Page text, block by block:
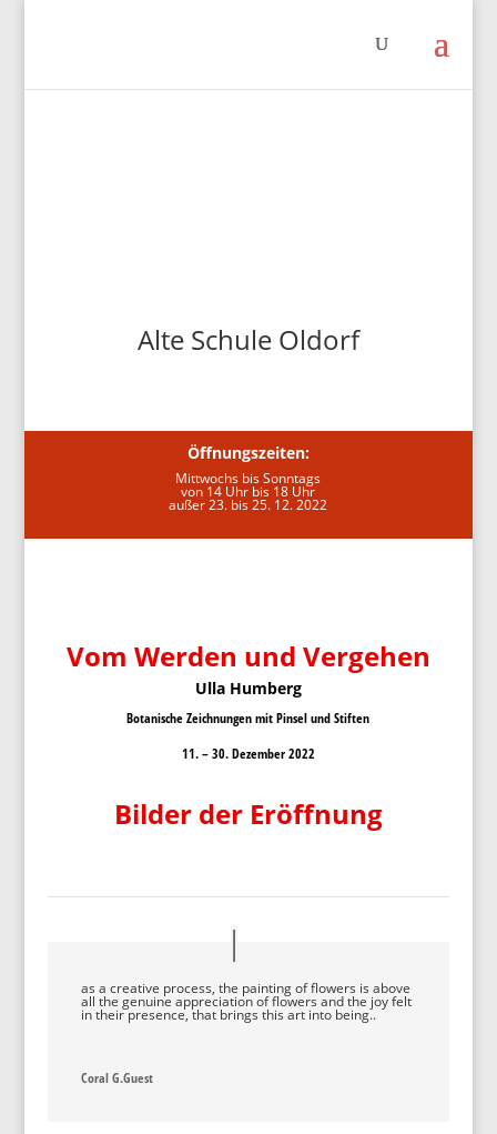
Alte Schule Oldorf
Öffnungszeiten:
Mittwochs bis Sonntags
von 14 Uhr bis 18 Uhr
außer 23. bis 25. 12. 2022
Vom Werden und Vergehen
Ulla Humberg
Botanische Zeichnungen mit Pinsel und Stiften
11. – 30. Dezember 2022
Bilder der Eröffnung
as a creative process, the painting of flowers is above
all the genuine appreciation of flowers and the joy felt
in their presence, that brings this art into being..
Coral G.Guest